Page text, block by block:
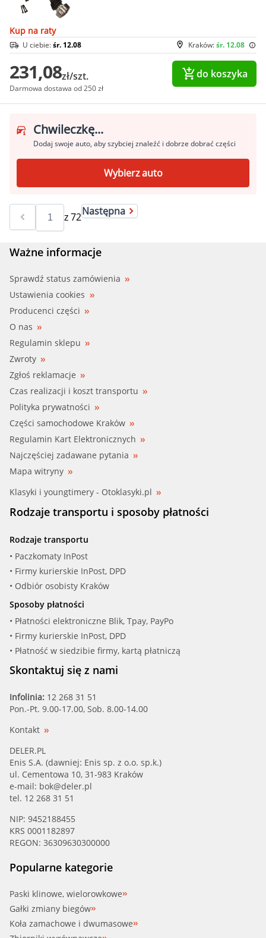
Kup na raty
Kraków:śr. 12.08
U ciebie:śr. 12.08
231,08zł/szt.
Darmowa dostawa od 250 zł
do koszyka
Chwileczkę...
Dodaj swoje auto, aby szybciej znaleźć i dobrze dobrać części
Wybierz auto
z72Następna
Ważne informacje
Sprawdź status zamówienia
Ustawienia cookies
Producenci części
O nas
Regulamin sklepu
Zwroty
Zgłoś reklamacje
Czas realizacji i koszt transportu
Polityka prywatności
Części samochodowe Kraków
Regulamin Kart Elektronicznych
Najczęściej zadawane pytania
Mapa witryny
Klasyki i youngtimery - Otoklasyki.pl
Rodzaje transportu i sposoby płatności
Rodzaje transportu
• Paczkomaty InPost
• Firmy kurierskie InPost, DPD
• Odbiór osobisty Kraków
Sposoby płatności
• Płatności elektroniczne Blik, Tpay, PayPo
• Firmy kurierskie InPost, DPD
• Płatność w siedzibie firmy, kartą płatniczą
Skontaktuj się z nami
Infolinia: 12 268 31 51
Pon.-Pt. 9.00-17.00, Sob. 8.00-14.00
Kontakt
DELER.PL
Enis S.A. (dawniej: Enis sp. z o.o. sp.k.)
ul. Cementowa 10, 31-983 Kraków
e-mail: bok@deler.pl
tel. 12 268 31 51
NIP: 9452188455
KRS 0001182897
REGON: 36309630300000
Popularne kategorie
Paski klinowe, wielorowkowe
Gałki zmiany biegów
Koła zamachowe i dwumasowe